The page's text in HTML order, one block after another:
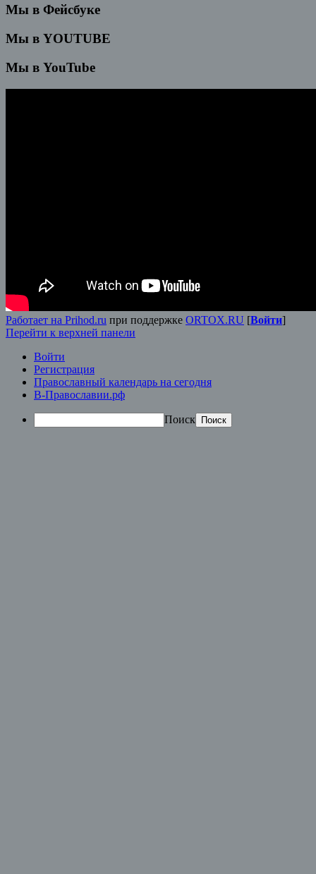
Мы в Фейсбуке
Мы в YOUTUBE
Мы в YouTube
Работает на Prihod.ru при поддержке ORTOX.RU [Войти]
Перейти к верхней панели
Войти
Регистрация
Православный календарь на сегодня
В-Православии.рф
Поиск